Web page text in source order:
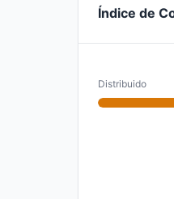
Índice de
Distribuido